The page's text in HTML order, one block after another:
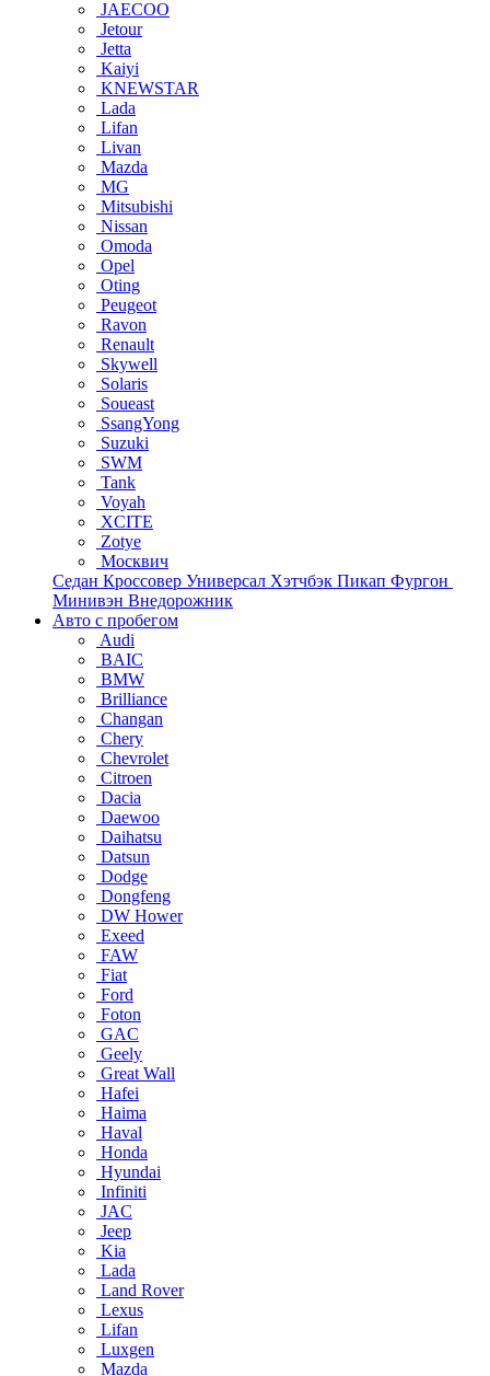
JAECOO
Jetour
Jetta
Kaiyi
KNEWSTAR
Lada
Lifan
Livan
Mazda
MG
Mitsubishi
Nissan
Omoda
Opel
Oting
Peugeot
Ravon
Renault
Skywell
Solaris
Soueast
SsangYong
Suzuki
SWM
Tank
Voyah
XCITE
Zotye
Москвич
Седан Кроссовер Универсал Хэтчбэк Пикап Фургон
Минивэн Внедорожник
Авто с пробегом
Audi
BAIC
BMW
Brilliance
Changan
Chery
Chevrolet
Citroen
Dacia
Daewoo
Daihatsu
Datsun
Dodge
Dongfeng
DW Hower
Exeed
FAW
Fiat
Ford
Foton
GAC
Geely
Great Wall
Hafei
Haima
Haval
Honda
Hyundai
Infiniti
JAC
Jeep
Kia
Lada
Land Rover
Lexus
Lifan
Luxgen
Mazda